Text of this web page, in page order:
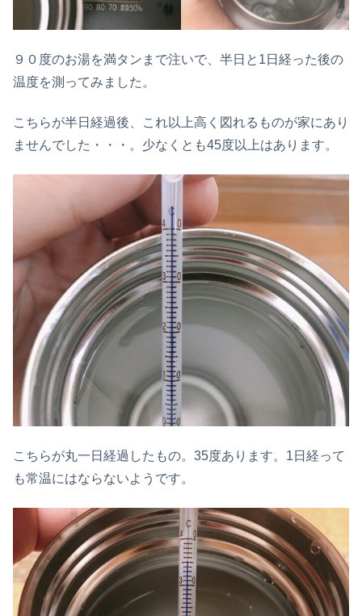
９０度のお湯を満タンまで注いで、半日と1日経った後の
温度を測ってみました。
こちらが半日経過後、これ以上高く図れるものが家にあり
ませんでした・・・。少なくとも45度以上はあります。
こちらが丸一日経過したもの。35度あります。1日経って
も常温にはならないようです。